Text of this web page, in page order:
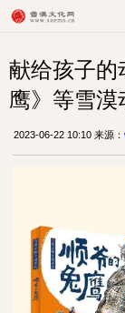
献给孩子
鹰》等雪漠
2023-06-22 10:10 来源：